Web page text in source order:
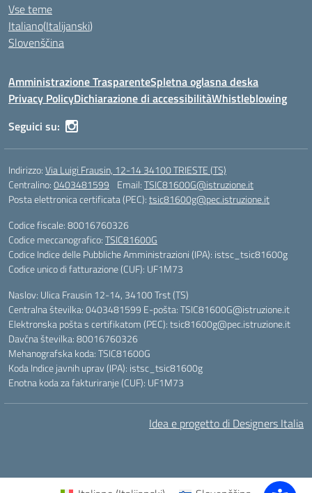
Vse teme
Italiano(Italijanski)
Slovenščina
Amministrazione TrasparenteSpletna oglasna deska
Privacy PolicyDichiarazione di accessibilitàWhistleblowing
Seguici su:
Indirizzo:Via Luigi Frausin, 12-14 34100 TRIESTE (TS)
Centralino:0403481599 Email:TSIC81600G@istruzione.it
Posta elettronica certificata (PEC):tsic81600g@pec.istruzione.it
Codice fiscale: 80016760326
Codice meccanografico:TSIC81600G
Codice Indice delle Pubbliche Amministrazioni (IPA): istsc_tsic81600g
Codice unico di fatturazione (CUF): UF1M73
Naslov: Ulica Frausin 12-14, 34100 Trst (TS)
Centralna številka: 0403481599 E-pošta: TSIC81600G@istruzione.it
Elektronska pošta s certifikatom (PEC): tsic81600g@pec.istruzione.it
Davčna številka: 80016760326
Mehanografska koda: TSIC81600G
Koda Indice javnih uprav (IPA): istsc_tsic81600g
Enotna koda za fakturiranje (CUF): UF1M73
Idea e progetto di Designers Italia